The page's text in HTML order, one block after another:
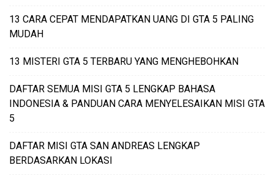
13 CARA CEPAT MENDAPATKAN UANG DI GTA 5 PALING
MUDAH
13 MISTERI GTA 5 TERBARU YANG MENGHEBOHKAN
DAFTAR SEMUA MISI GTA 5 LENGKAP BAHASA
INDONESIA & PANDUAN CARA MENYELESAIKAN MISI GTA
5
DAFTAR MISI GTA SAN ANDREAS LENGKAP
BERDASARKAN LOKASI